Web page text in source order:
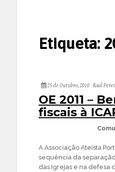
Etiqueta:
25 de Outubro, 2010 Raul
OE 2011 –
fiscais à
A Associação Ateísta
sequência da
das Igrejas e na defesa